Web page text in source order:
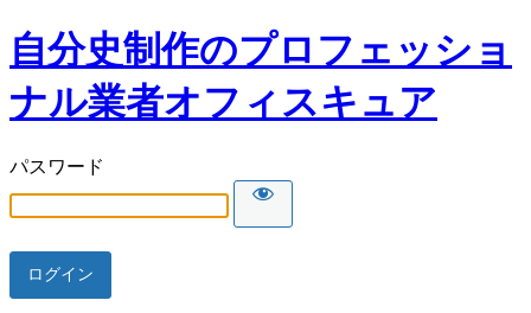
自分史制作のプロフェッショ
ナル業者オフィスキュア
パスワード